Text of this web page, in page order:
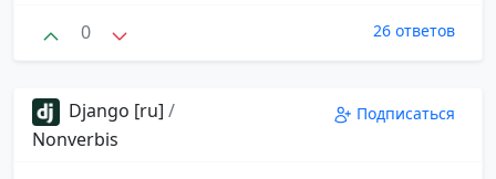
0 26 ответов
Django [ru] /
Nonverbis
Подписаться